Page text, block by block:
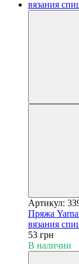
Артикул:
Пряжа
вязания
53 грн
В наличии